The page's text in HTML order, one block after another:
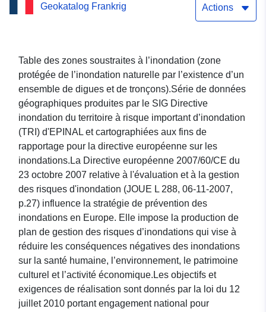
soustraites à l’inondation
naturelle)
Geokatalog Frankrig Actions
Table des zones soustraites à l’inondation (zone
protégée de l’inondation naturelle par l’existence d’un
ensemble de digues et de tronçons).Série de données
géographiques produites par le SIG Directive
inondation du territoire à risque important d’inondation
(TRI) d'EPINAL et cartographiées aux fins de
rapportage pour la directive européenne sur les
inondations.La Directive européenne 2007/60/CE du
23 octobre 2007 relative à l'évaluation et à la gestion
des risques d'inondation (JOUE L 288, 06-11-2007,
p.27) influence la stratégie de prévention des
inondations en Europe. Elle impose la production de
plan de gestion des risques d’inondations qui vise à
réduire les conséquences négatives des inondations
sur la santé humaine, l’environnement, le patrimoine
culturel et l’activité économique.Les objectifs et
exigences de réalisation sont donnés par la loi du 12
juillet 2010 portant engagement national pour